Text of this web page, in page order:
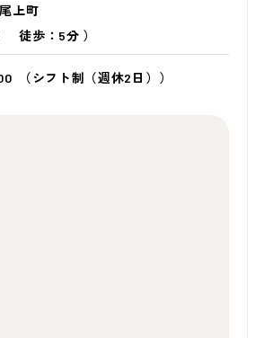
上町
徒歩：5分 ）
（シフト制（週休2日））